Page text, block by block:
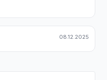
08.12.2025